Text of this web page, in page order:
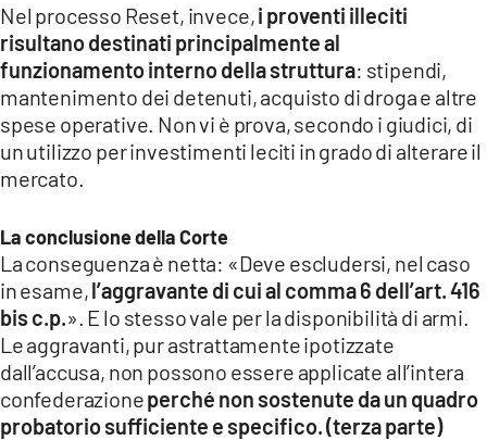
Nel processo Reset, invece,i proventi illeciti
risultano destinati principalmente al
funzionamento interno della struttura: stipendi,
mantenimento dei detenuti, acquisto di droga e altre
spese operative. Non vi è prova, secondo i giudici, di
un utilizzo per investimenti leciti in grado di alterare il
mercato.
La conclusione della Corte
La conseguenza è netta: «Deve escludersi, nel caso
in esame,l’aggravante di cui al comma 6 dell’art. 416
bis c.p.». E lo stesso vale per la disponibilità di armi.
Le aggravanti, pur astrattamente ipotizzate
dall’accusa, non possono essere applicate all’intera
confederazioneperché non sostenute da un quadro
probatorio sufficiente e specifico. (terza parte)